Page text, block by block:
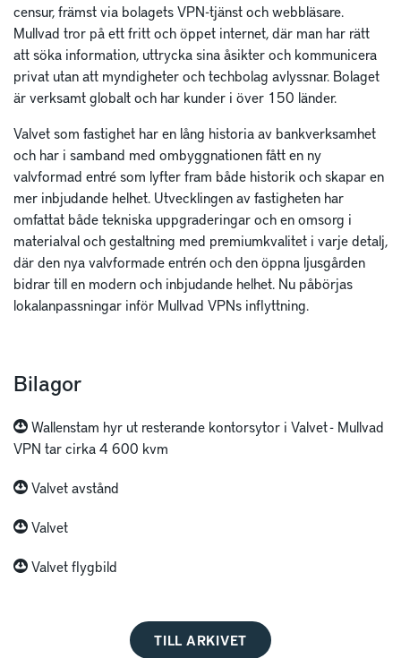
censur, främst via bolagets VPN-tjänst och webbläsare.
Mullvad tror på ett fritt och öppet internet, där man har rätt
att söka information, uttrycka sina åsikter och kommunicera
privat utan att myndigheter och techbolag avlyssnar. Bolaget
är verksamt globalt och har kunder i över 150 länder.
Valvet som fastighet har en lång historia av bankverksamhet
och har i samband med ombyggnationen fått en ny
valvformad entré som lyfter fram både historik och skapar en
mer inbjudande helhet. Utvecklingen av fastigheten har
omfattat både tekniska uppgraderingar och en omsorg i
materialval och gestaltning med premiumkvalitet i varje detalj,
där den nya valvformade entrén och den öppna ljusgården
bidrar till en modern och inbjudande helhet. Nu påbörjas
lokalanpassningar inför Mullvad VPNs inflyttning.
Bilagor
Wallenstam hyr ut resterande kontorsytor i Valvet - Mullvad
VPN tar cirka 4 600 kvm
Valvet avstånd
Valvet
Valvet flygbild
TILL ARKIVET